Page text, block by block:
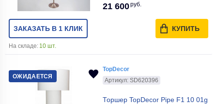
21 600руб.
ЗАКАЗАТЬ В 1 КЛИК КУПИТЬ
На складе: 10 шт.
ОЖИДАЕТСЯ
TopDecor
Артикул: SD620396
Торшер TopDecor Pipe F1 10 01g